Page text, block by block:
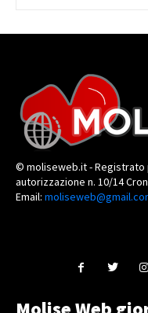
© moliseweb.it - Registrato
autorizzazione n. 10/14
Email: